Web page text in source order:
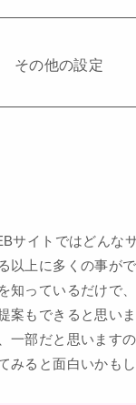
その他の設定
サイトではどんな
以上に多くの事が
知っているだけで
案もできると思いま
一部だと思います
みると面白いかもし